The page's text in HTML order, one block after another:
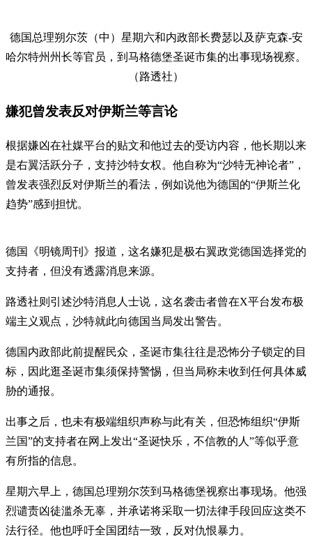
德国总理朔尔茨（中）星期六和内政部长费瑟以及萨克森-安
哈尔特州州长等官员，到马格德堡圣诞市集的出事现场视察。
（路透社）
嫌犯曾发表反对伊斯兰等言论
根据嫌凶在社媒平台的贴文和他过去的受访内容，他长期以来
是右翼活跃分子，支持沙特女权。他自称为“沙特无神论者”，
曾发表强烈反对伊斯兰的看法，例如说他为德国的“伊斯兰化
趋势”感到担忧。
德国《明镜周刊》报道，这名嫌犯是极右翼政党德国选择党的
支持者，但没有透露消息来源。
路透社则引述沙特消息人士说，这名袭击者曾在X平台发布极
端主义观点，沙特就此向德国当局发出警告。
德国内政部此前提醒民众，圣诞市集往往是恐怖分子锁定的目
标，因此逛圣诞市集须保持警惕，但当局称未收到任何具体威
胁的通报。
出事之后，也未有极端组织声称与此有关，但恐怖组织“伊斯
兰国”的支持者在网上发出“圣诞快乐，不信教的人”等似乎意
有所指的信息。
星期六早上，德国总理朔尔茨到马格德堡视察出事现场。他强
烈谴责凶徒滥杀无辜，并承诺将采取一切法律手段回应这类不
法行径。他也呼吁全国团结一致，反对仇恨暴力。